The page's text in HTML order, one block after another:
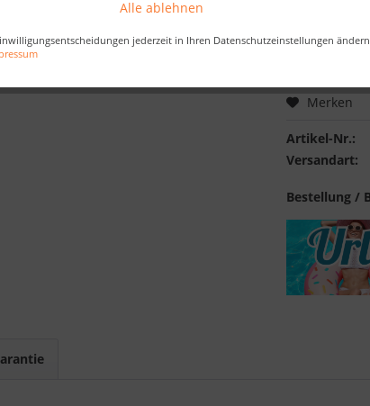
Alle ablehnen
jederzeit in Ihren Datenschutzeinstellungen
Best-Preis-
Merken
Artikel-Nr.:
Versandart:
Bestellung /